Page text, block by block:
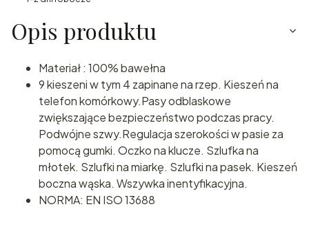
Opis produktu
Materiał : 100% bawełna
9 kieszeni w tym 4 zapinane na rzep. Kieszeń na
telefon komórkowy.Pasy odblaskowe
zwiększające bezpieczeństwo podczas pracy.
Podwójne szwy.Regulacja szerokości w pasie za
pomocą gumki. Oczko na klucze. Szlufka na
młotek. Szlufki na miarkę. Szlufki na pasek. Kieszeń
boczna wąska. Wszywka inentyfikacyjna.
NORMA: EN ISO 13688